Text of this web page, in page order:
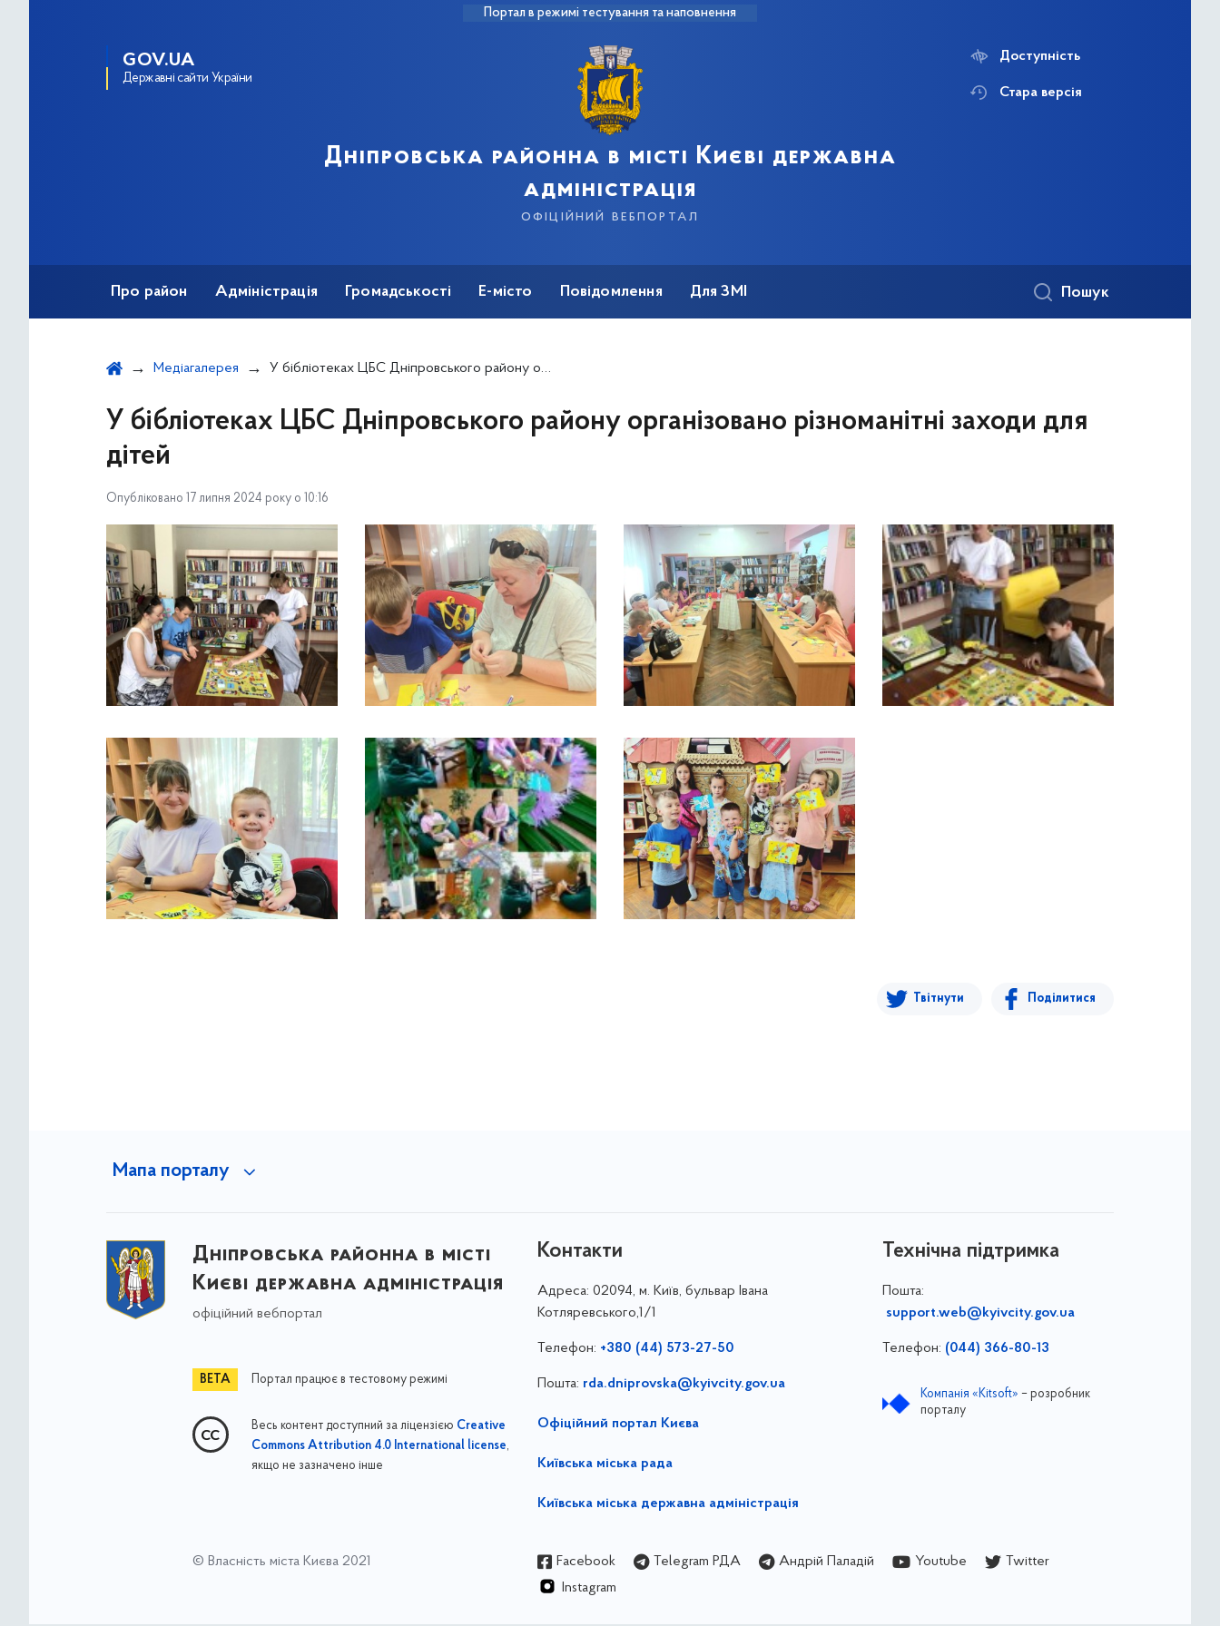
Портал в режимі тестування та наповнення
GOV.UA
Державні сайти України
Дніпровська районна в місті Києві державна
адміністрація
офіційний вебпортал
Доступність
Стара версія
Про район Адміністрація Громадськості Е-місто Повідомлення Для ЗМІ Пошук
Медіагалерея У бібліотеках ЦБС Дніпровського району організовано різноманітні заходи для дітей
У бібліотеках ЦБС Дніпровського району організовано різноманітні заходи для
дітей
Опубліковано 17 липня 2024 року о 10:16
Твітнути Поділитися
Мапа порталу
Дніпровська районна в місті
Києві державна адміністрація
офіційний вебпортал
Портал працює в тестовому режимі
Весь контент доступний за ліцензією Creative
Commons Attribution 4.0 International license,
якщо не зазначено інше
Контакти
Адреса: 02094, м. Київ, бульвар Івана
Котляревського,1/1
Телефон: +380 (44) 573-27-50
Пошта: rda.dniprovska@kyivcity.gov.ua
Офіційний портал Києва
Київська міська рада
Київська міська державна адміністрація
Технічна підтримка
Пошта:
support.web@kyivcity.gov.ua
Телефон: (044) 366-80-13
Компанія «Kitsoft» – розробник
порталу
© Власність міста Києва 2021 Facebook Telegram РДА Андрій Паладій Youtube
Twitter
Instagram